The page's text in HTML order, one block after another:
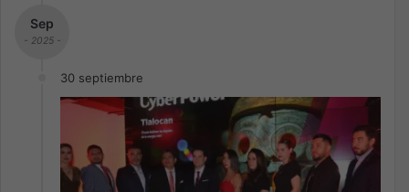
Sep
- 2025 -
30 septiembre